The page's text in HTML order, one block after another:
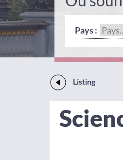
Pays :
Listing